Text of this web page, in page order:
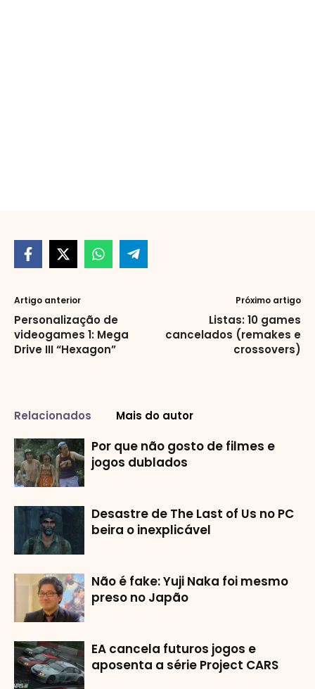
Artigo anterior
Personalização de
videogames 1: Mega
Drive III “Hexagon”
Próximo artigo
Listas: 10 games
cancelados (remakes e
crossovers)
Relacionados Mais do autor
Por que não gosto de filmes e
jogos dublados
Desastre de The Last of Us no PC
beira o inexplicável
Não é fake: Yuji Naka foi mesmo
preso no Japão
EA cancela futuros jogos e
aposenta a série Project CARS